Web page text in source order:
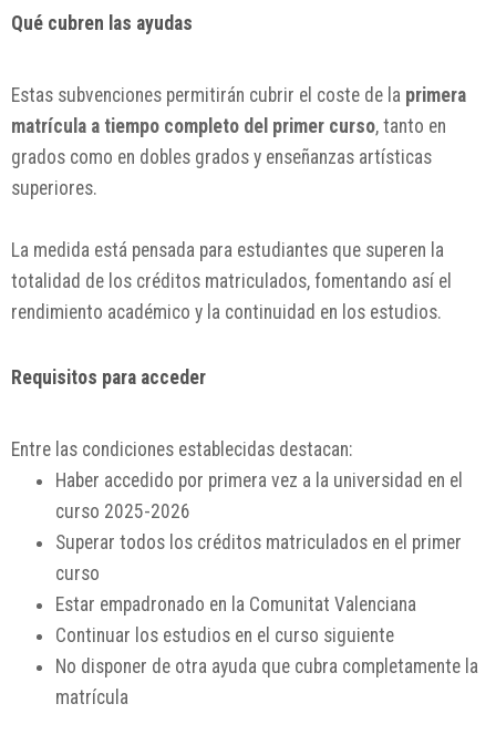
Qué cubren las ayudas
Estas subvenciones permitirán cubrir el coste de la primera
matrícula a tiempo completo del primer curso, tanto en
grados como en dobles grados y enseñanzas artísticas
superiores.
La medida está pensada para estudiantes que superen la
totalidad de los créditos matriculados, fomentando así el
rendimiento académico y la continuidad en los estudios.
Requisitos para acceder
Entre las condiciones establecidas destacan:
Haber accedido por primera vez a la universidad en el
curso 2025-2026
Superar todos los créditos matriculados en el primer
curso
Estar empadronado en la Comunitat Valenciana
Continuar los estudios en el curso siguiente
No disponer de otra ayuda que cubra completamente la
matrícula